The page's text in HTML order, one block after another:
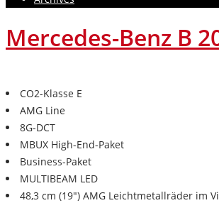
Mercedes-Benz B
CO2-Klasse E
AMG Line
8G-DCT
MBUX High-End-Paket
Business-Paket
MULTIBEAM LED
48,3 cm (19") AMG Leichtmetallräder im